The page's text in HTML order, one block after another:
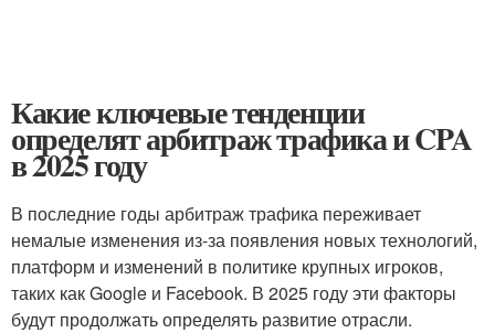
Какие ключевые тенденции
определят арбитраж трафика и CPA
в 2025 году
В последние годы арбитраж трафика переживает
немалые изменения из-за появления новых технологий,
платформ и изменений в политике крупных игроков,
таких как Google и Facebook. В 2025 году эти факторы
будут продолжать определять развитие отрасли.